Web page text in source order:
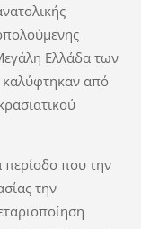
Ελλάδα των
καλύφτηκαν από
περίοδο που την
την